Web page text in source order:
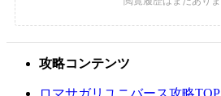
攻略コンテンツ
ロマサガリユニバース攻略TOP